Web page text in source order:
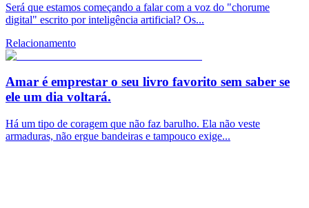
Será que estamos começando a falar com a voz do "chorume
digital" escrito por inteligência artificial? Os...
Relacionamento
Amar é emprestar o seu livro favorito sem saber se
ele um dia voltará.
Há um tipo de coragem que não faz barulho. Ela não veste
armaduras, não ergue bandeiras e tampouco exige...